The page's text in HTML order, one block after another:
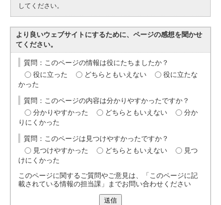
してください。
より良いウェブサイトにするために、ページの感想を聞かせ
てください。
質問：このページの情報は役にたちましたか？
役に立った
どちらともいえない
役に立たな
かった
質問：このページの内容は分かりやすかったですか？
分かりやすかった
どちらともいえない
分か
りにくかった
質問：このページは見つけやすかったですか？
見つけやすかった
どちらともいえない
見つ
けにくかった
このページに関するご質問やご意見は、「このページに記
載されている情報の担当課」までお問い合わせください
送信